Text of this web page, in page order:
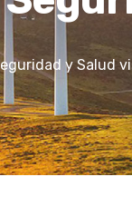
y Salud